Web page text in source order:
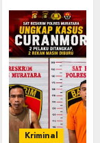
Kriminal